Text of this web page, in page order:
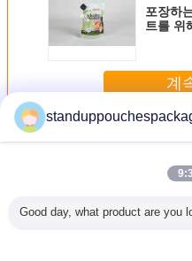
포장하
트를 위
계
더 많은 것
Good day, what product are you